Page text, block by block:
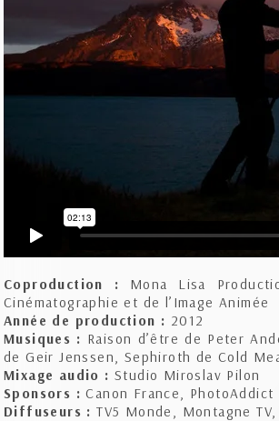
Coproduction : Mona Lisa
Cinématographie et de l’Image Animée
Année de production : 2012
Musiques : Raison d’être de Peter
de Geir Jenssen, Sephiroth de Cold
Mixage audio : Studio Miroslav Pilon
Sponsors : Canon France, PhotoAddict
Diffuseurs : TV5 Monde, Montagne